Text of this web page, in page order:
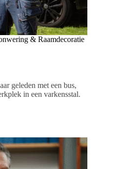
& Raamdecoratie
geleden met een bus,
in een varkensstal.